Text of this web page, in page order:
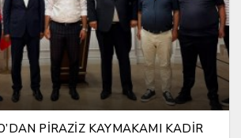
PİRAZİZ KAYMAKAMI KADİR